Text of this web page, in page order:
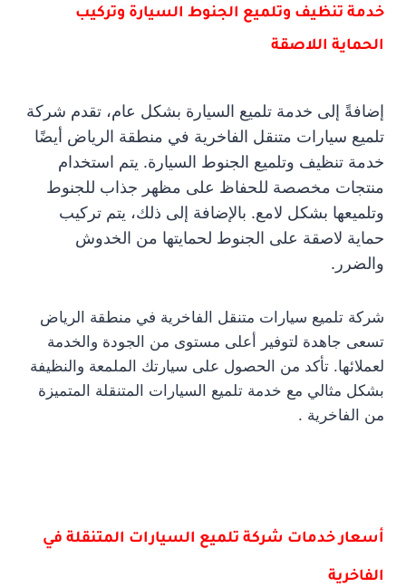
خدمة تنظيف وتلميع الجنوط السيارة وتركيب
الحماية اللاصقة
إضافةً إلى خدمة تلميع السيارة بشكل عام، تقدم شركة
تلميع سيارات متنقل الفاخرية في منطقة الرياض أيضًا
خدمة تنظيف وتلميع الجنوط السيارة. يتم استخدام
منتجات مخصصة للحفاظ على مظهر جذاب للجنوط
وتلميعها بشكل لامع. بالإضافة إلى ذلك، يتم تركيب
حماية لاصقة على الجنوط لحمايتها من الخدوش
والضرر.
شركة تلميع سيارات متنقل الفاخرية في منطقة الرياض
تسعى جاهدة لتوفير أعلى مستوى من الجودة والخدمة
لعملائها. تأكد من الحصول على سيارتك الملمعة والنظيفة
بشكل مثالي مع خدمة تلميع السيارات المتنقلة المتميزة
من الفاخرية .
أسعار خدمات شركة تلميع السيارات المتنقلة في
الفاخرية